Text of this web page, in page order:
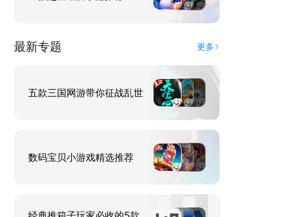
最新专题 更多
五款三国网游带你征战乱世
数码宝贝小游戏精选推荐